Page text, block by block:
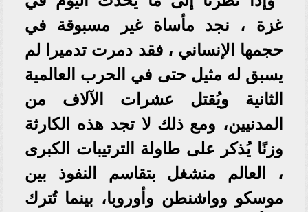
غزة ، نجد مأساة غير مسبوقة في
حجمها الإنساني ، فقد دمرت تدميرا لم
يسبق له مثيل حتى في الحرب العالمية
الثانية ويُقتل عشرات الآلاف من
المدنيين، ومع ذلك لا تجد هذه الكارثة
وزنًا يُذكر على طاولة الترتيبات الكبرى
، العالم منشغل بتقاسم النفوذ بين
موسكو وواشنطن وأوروبا، بينما تُترك